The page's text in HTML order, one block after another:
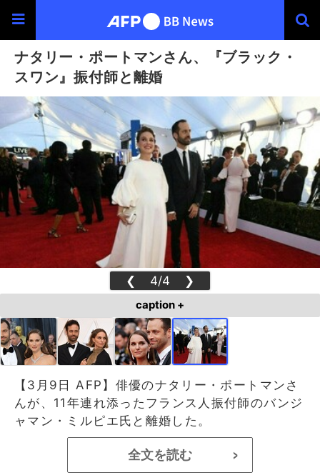
ナタリー・ポートマンさん、『ブラック・
スワン』振付師と離婚
❮ 4/4 ❯
caption +
【3月9日 AFP】俳優のナタリー・ポートマンさ
んが、11年連れ添ったフランス人振付師のバンジ
ャマン・ミルピエ氏と離婚した。
全文を読む >